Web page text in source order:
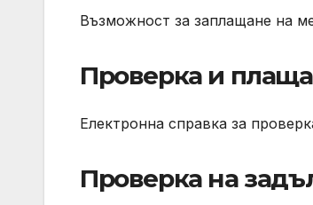
Възможност за заплащане на
Проверка и
Електронна справка за
Проверка на